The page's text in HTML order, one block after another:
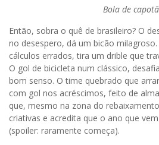
Bola de
Então, sobra o quê de brasileiro? O
no desespero, dá um bicão
cálculos errados, tira um drible que
O gol de bicicleta num clássico,
bom senso. O time quebrado que
com gol nos acréscimos, feito de
que, mesmo na zona do
criativas e acredita que o ano que
(spoiler: raramente começa).